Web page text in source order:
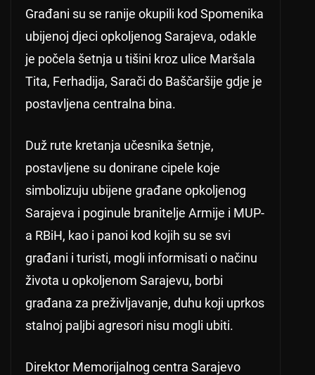
Građani su se ranije okupili kod Spomenika
ubijenoj djeci opkoljenog Sarajeva, odakle
je počela šetnja u tišini kroz ulice Maršala
Tita, Ferhadija, Sarači do Baščaršije gdje je
postavljena centralna bina.
Duž rute kretanja učesnika šetnje,
postavljene su donirane cipele koje
simbolizuju ubijene građane opkoljenog
Sarajeva i poginule branitelje Armije i MUP-
a RBiH, kao i panoi kod kojih su se svi
građani i turisti, mogli informisati o načinu
života u opkoljenom Sarajevu, borbi
građana za preživljavanje, duhu koji uprkos
stalnoj paljbi agresori nisu mogli ubiti.
Direktor Memorijalnog centra Sarajevo